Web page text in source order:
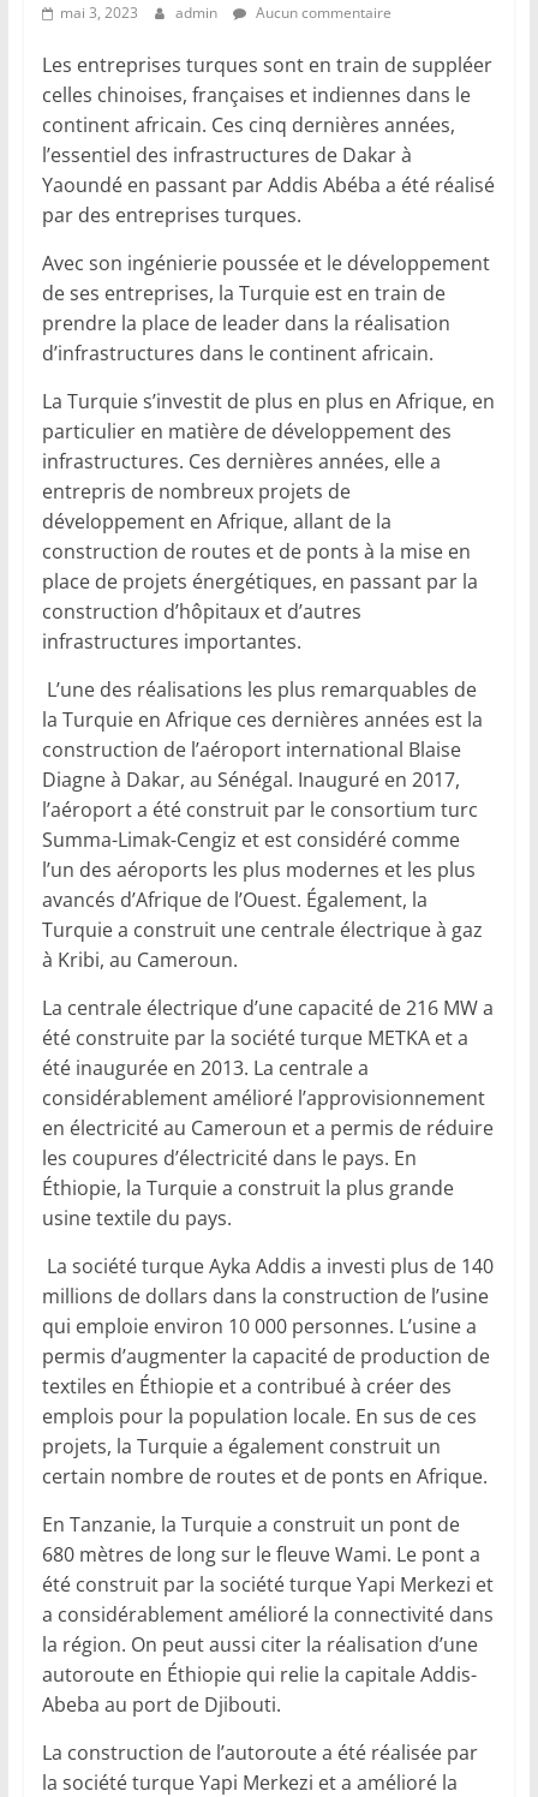
mai 3, 2023 admin Aucun commentaire
Les entreprises turques sont en train de suppléer
celles chinoises, françaises et indiennes dans le
continent africain. Ces cinq dernières années,
l’essentiel des infrastructures de Dakar à
Yaoundé en passant par Addis Abéba a été réalisé
par des entreprises turques.
Avec son ingénierie poussée et le développement
de ses entreprises, la Turquie est en train de
prendre la place de leader dans la réalisation
d’infrastructures dans le continent africain.
La Turquie s’investit de plus en plus en Afrique, en
particulier en matière de développement des
infrastructures. Ces dernières années, elle a
entrepris de nombreux projets de
développement en Afrique, allant de la
construction de routes et de ponts à la mise en
place de projets énergétiques, en passant par la
construction d’hôpitaux et d’autres
infrastructures importantes.
L’une des réalisations les plus remarquables de
la Turquie en Afrique ces dernières années est la
construction de l’aéroport international Blaise
Diagne à Dakar, au Sénégal. Inauguré en 2017,
l’aéroport a été construit par le consortium turc
Summa-Limak-Cengiz et est considéré comme
l’un des aéroports les plus modernes et les plus
avancés d’Afrique de l’Ouest. Également, la
Turquie a construit une centrale électrique à gaz
à Kribi, au Cameroun.
La centrale électrique d’une capacité de 216 MW a
été construite par la société turque METKA et a
été inaugurée en 2013. La centrale a
considérablement amélioré l’approvisionnement
en électricité au Cameroun et a permis de réduire
les coupures d’électricité dans le pays. En
Éthiopie, la Turquie a construit la plus grande
usine textile du pays.
La société turque Ayka Addis a investi plus de 140
millions de dollars dans la construction de l’usine
qui emploie environ 10 000 personnes. L’usine a
permis d’augmenter la capacité de production de
textiles en Éthiopie et a contribué à créer des
emplois pour la population locale. En sus de ces
projets, la Turquie a également construit un
certain nombre de routes et de ponts en Afrique.
En Tanzanie, la Turquie a construit un pont de
680 mètres de long sur le fleuve Wami. Le pont a
été construit par la société turque Yapi Merkezi et
a considérablement amélioré la connectivité dans
la région. On peut aussi citer la réalisation d’une
autoroute en Éthiopie qui relie la capitale Addis-
Abeba au port de Djibouti.
La construction de l’autoroute a été réalisée par
la société turque Yapi Merkezi et a amélioré la